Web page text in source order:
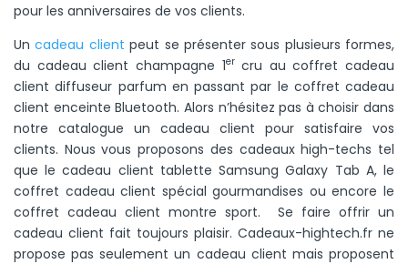
pour les anniversaires de vos clients.
Uncadeau client peut se présenter sous plusieurs formes,
du cadeau client champagne 1ercru au coffret cadeau
client diffuseur parfum en passant par le coffret cadeau
client enceinte Bluetooth. Alors n’hésitez pas à choisir dans
notre catalogue un cadeau client pour satisfaire vos
clients. Nous vous proposons des cadeaux high-techs tel
que le cadeau client tablette Samsung Galaxy Tab A, le
coffret cadeau client spécial gourmandises ou encore le
coffret cadeau client montre sport. Se faire offrir un
cadeau client fait toujours plaisir. Cadeaux-hightech.fr ne
propose pas seulement un cadeau client mais proposent